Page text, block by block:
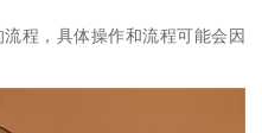
程，具体操作和流程可能会因